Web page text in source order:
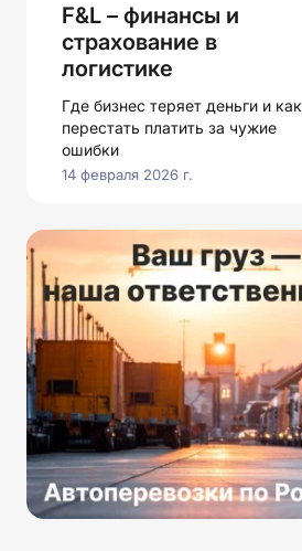
F&L – финансы и
страхование в
логистике
Где бизнес теряет деньги и как
перестать платить за чужие
ошибки
14 февраля 2026 г.